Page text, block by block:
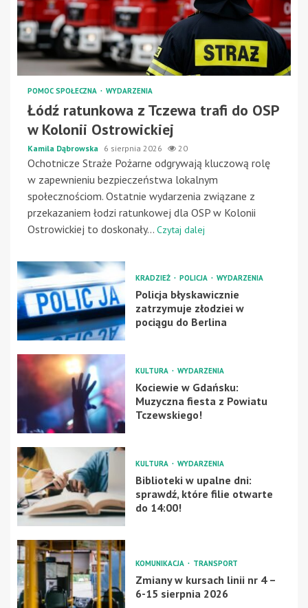
POMOC SPOŁECZNA WYDARZENIA
Łódź ratunkowa z Tczewa trafi do OSP
w Kolonii Ostrowickiej
Kamila Dąbrowska 6 sierpnia 2026 20
Ochotnicze Straże Pożarne odgrywają kluczową rolę
w zapewnieniu bezpieczeństwa lokalnym
społecznościom. Ostatnie wydarzenia związane z
przekazaniem łodzi ratunkowej dla OSP w Kolonii
Ostrowickiej to doskonały... Czytaj dalej
KRADZIEŻ POLICJA WYDARZENIA
Policja błyskawicznie
zatrzymuje złodziei w
pociągu do Berlina
KULTURA WYDARZENIA
Kociewie w Gdańsku:
Muzyczna fiesta z Powiatu
Tczewskiego!
KULTURA WYDARZENIA
Biblioteki w upalne dni:
sprawdź, które filie otwarte
do 14:00!
KOMUNIKACJA TRANSPORT
Zmiany w kursach linii nr 4 –
6-15 sierpnia 2026